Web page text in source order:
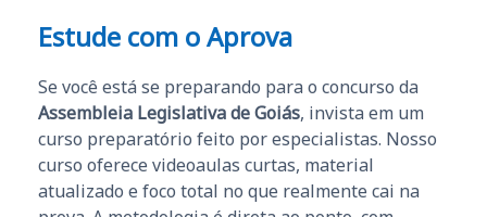
Estude com o Aprova
Se você está se preparando para o concurso da
Assembleia Legislativa de Goiás, invista em um
curso preparatório feito por especialistas. Nosso
curso oferece videoaulas curtas, material
atualizado e foco total no que realmente cai na